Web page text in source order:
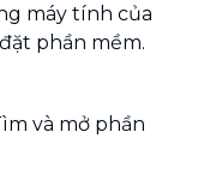
máy tính của
phần mềm.
và mở phần